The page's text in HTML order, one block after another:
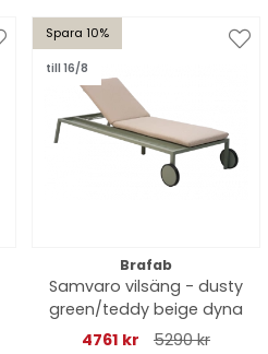
Spara 10%
till 16/8
Brafab
Samvaro vilsäng - dusty
green/teddy beige dyna
4761 kr
5290 kr